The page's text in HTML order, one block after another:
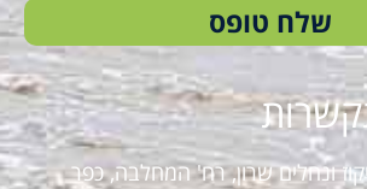
שלח טופס
ונחלים שרון, רח' המחלבה, כפר